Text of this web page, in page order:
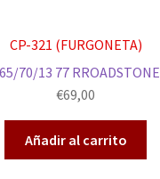
CP-321 (FURGONETA)
70/13 77 RROADSTONE
€69,00
Añadir al carrito